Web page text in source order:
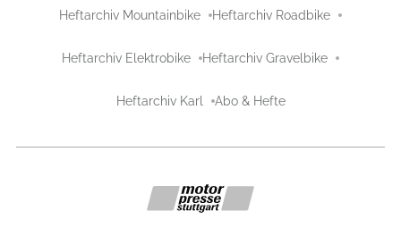
Heftarchiv Mountainbike Heftarchiv Roadbike
Heftarchiv Elektrobike Heftarchiv Gravelbike
Heftarchiv Karl Abo & Hefte